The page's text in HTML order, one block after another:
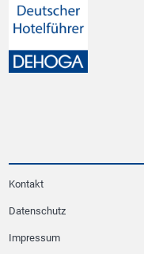
Kontakt
Datenschutz
Impressum